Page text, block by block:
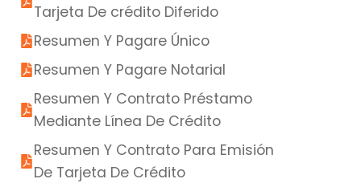
Tarjeta De crédito Diferido
Resumen Y Pagare Único
Resumen Y Pagare Notarial
Resumen Y Contrato Préstamo
Mediante Línea De Crédito
Resumen Y Contrato Para Emisión
De Tarjeta De Crédito